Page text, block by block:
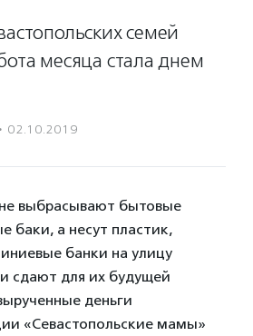
семей
месяца стала днем
· 02.10.2019
выбрасывают бытовые
баки, а несут пластик,
банки на улицу
сдают для их будущей
деньги
«Севастопольские мамы»